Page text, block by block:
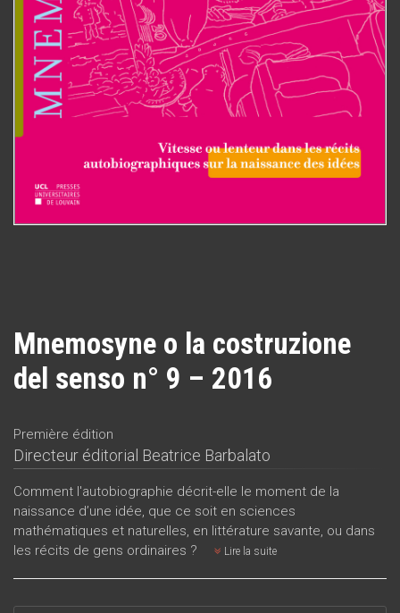
Mnemosyne o la costruzione
del senso n° 9 – 2016
Première édition
Directeur éditorial Beatrice Barbalato
Comment l'autobiographie décrit-elle le moment de la
naissance d’une idée, que ce soit en sciences
mathématiques et naturelles, en littérature savante, ou dans
les récits de gens ordinaires ?
Lire la suite